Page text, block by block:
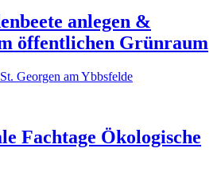
anlegen &
öffentlichen Grünraum
Georgen am Ybbsfelde
Fachtage Ökologische